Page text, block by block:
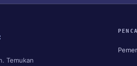
Temukan